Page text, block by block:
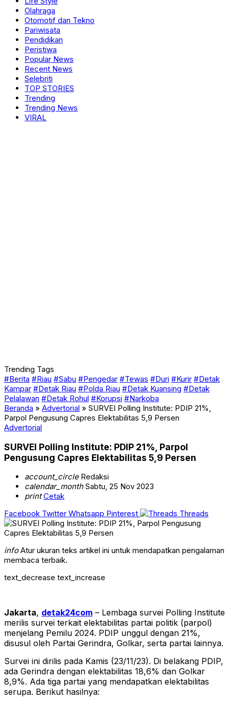
Olahraga
Otomotif dan Tekno
Pariwisata
Pendidikan
Peristiwa
Popular News
Recent News
Selebriti
TOP STORIES
Trending
Trending News
VIRAL
Trending Tags
#Berita #Riau #Sabu #Pengedar #Tewas #Duri #Kurir #Detak
Kampar #Detak Riau #Polda Riau #Detak Kuansing #Detak
Pelalawan #Detak Rohul #Korupsi #Narkoba
Beranda » Advertorial » SURVEI Polling Institute: PDIP 21%,
Parpol Pengusung Capres Elektabilitas 5,9 Persen
Advertorial
SURVEI Polling Institute: PDIP 21%, Parpol
Pengusung Capres Elektabilitas 5,9 Persen
account_circleRedaksi
calendar_monthSabtu, 25 Nov 2023
print Cetak
Facebook Twitter Whatsapp Pinterest Threads
infoAtur ukuran teks artikel ini untuk mendapatkan pengalaman
membaca terbaik.
text_decrease text_increase
Jakarta, detak24com – Lembaga survei Polling Institute
merilis survei terkait elektabilitas partai politik (parpol)
menjelang Pemilu 2024. PDIP unggul dengan 21%,
disusul oleh Partai Gerindra, Golkar, serta partai lainnya.
Survei ini dirilis pada Kamis (23/11/23). Di belakang PDIP,
ada Gerindra dengan elektabilitas 18,6% dan Golkar
8,9%. Ada tiga partai yang mendapatkan elektabilitas
serupa. Berikut hasilnya: